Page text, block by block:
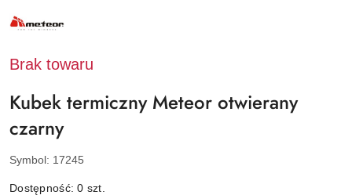
NAZWA
PRODUCENTA:
Brak towaru
Kubek termiczny Meteor otwierany
czarny
Symbol: 17245
Dostępność:0 szt.